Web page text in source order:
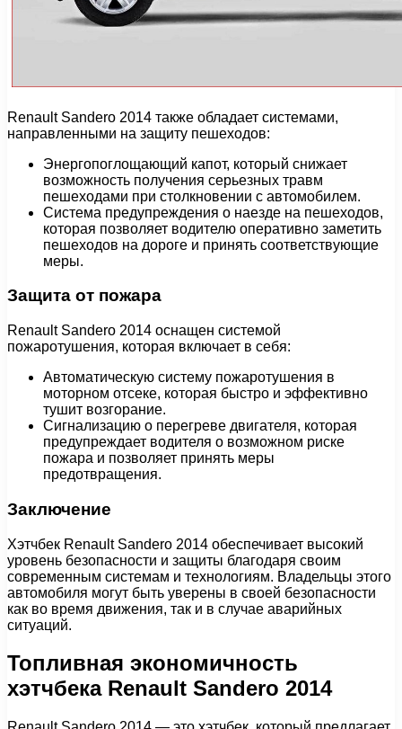
Renault Sandero 2014 также обладает системами,
направленными на защиту пешеходов:
Энергопоглощающий капот, который снижает
возможность получения серьезных травм
пешеходами при столкновении с автомобилем.
Система предупреждения о наезде на пешеходов,
которая позволяет водителю оперативно заметить
пешеходов на дороге и принять соответствующие
меры.
Защита от пожара
Renault Sandero 2014 оснащен системой
пожаротушения, которая включает в себя:
Автоматическую систему пожаротушения в
моторном отсеке, которая быстро и эффективно
тушит возгорание.
Сигнализацию о перегреве двигателя, которая
предупреждает водителя о возможном риске
пожара и позволяет принять меры
предотвращения.
Заключение
Хэтчбек Renault Sandero 2014 обеспечивает высокий
уровень безопасности и защиты благодаря своим
современным системам и технологиям. Владельцы этого
автомобиля могут быть уверены в своей безопасности
как во время движения, так и в случае аварийных
ситуаций.
Топливная экономичность
хэтчбека Renault Sandero 2014